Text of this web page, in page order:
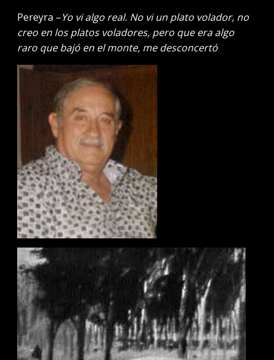
Pereyra –Yo vi algo real. No vi un plato volador, no
creo en los platos voladores, pero que era algo
raro que bajó en el monte, me desconcertó